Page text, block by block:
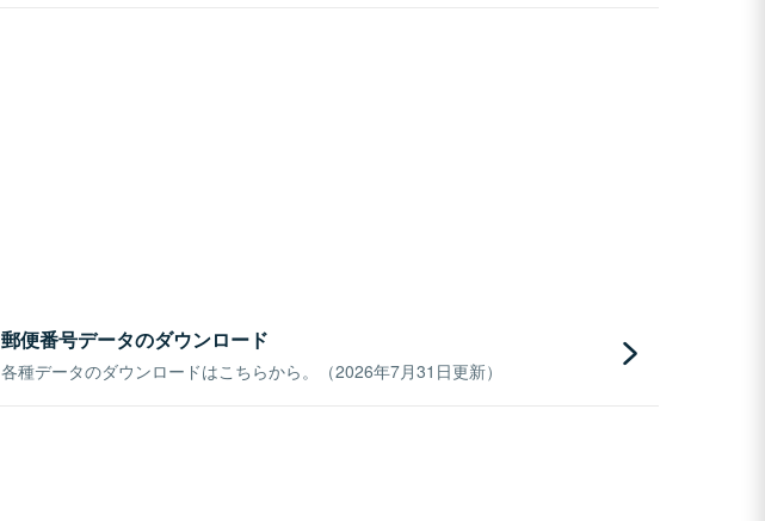
郵便番号データのダウンロード
各種データのダウンロードはこちらから。（2026年7月31日更新）